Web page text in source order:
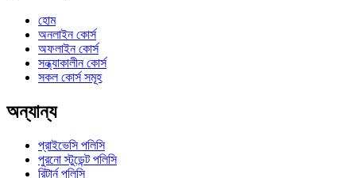
হোম
অনলাইন কোর্স
অফলাইন কোর্স
সন্ধ্যাকালীন কোর্স
সকল কোর্স সমূহ
অন্যান্য
প্রাইভেসি পলিসি
পুরনো স্টুডেন্ট পলিসি
রিটার্ন পলিসি